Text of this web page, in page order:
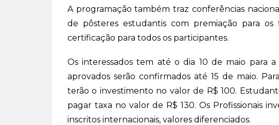
A programação também traz conferências
de pôsteres estudantis com premiação para
certificação para todos os participantes.
Os interessados tem até o dia 10 de maio para a
aprovados serão confirmados até 15 de maio.
terão o investimento no valor de R$ 100.
pagar taxa no valor de R$ 130. Os Profissionais
inscritos internacionais, valores diferenciados.